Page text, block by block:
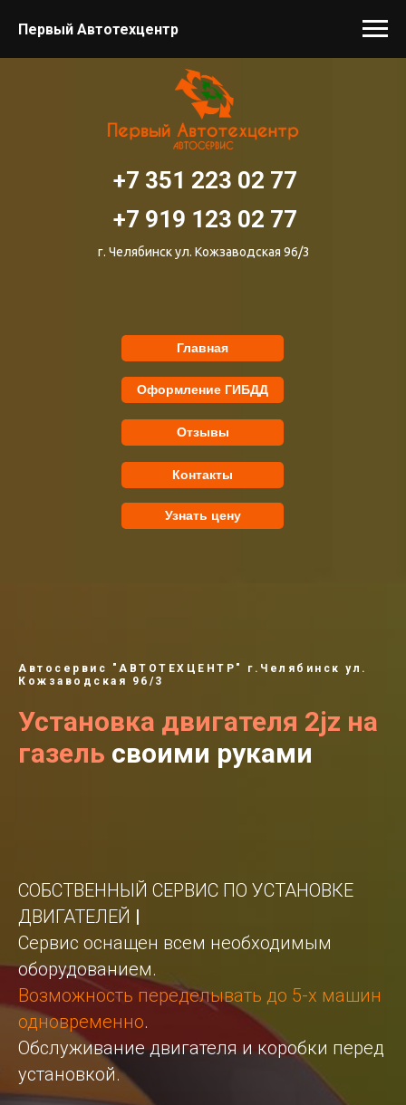
Первый Автотехцентр
Оформление ГИБДД
Отзывы
Контакты
+7 351 223 02 77
+7 919 123 02 77
г. Челябинск ул. Кожзаводская 96/3
Главная
Узнать цену
Автосервис "АВТОТЕХЦЕНТР" г.Челябинск ул.
Кожзаводская 96/3
Установка двигателя 2jz на
газель своими руками
СОБСТВЕННЫЙ СЕРВИС ПО УСТАНОВКЕ
ДВИГАТЕЛЕЙ |
Сервис оснащен всем необходимым
оборудованием.
Возможность переделывать до 5-х машин
одновременно.
Обслуживание двигателя и коробки перед
установкой.